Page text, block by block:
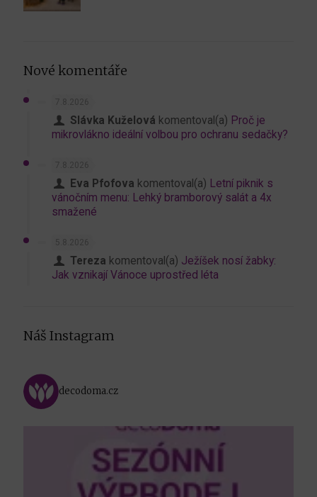
Nové komentáře
7.8.2026
Slávka Kuželová komentoval(a) Proč je
mikrovlákno ideální volbou pro ochranu sedačky?
7.8.2026
Eva Pfofova komentoval(a) Letní piknik s
vánočním menu: Lehký bramborový salát a 4x
smažené
5.8.2026
Tereza komentoval(a) Ježíšek nosí žabky:
Jak vznikají Vánoce uprostřed léta
Náš Instagram
decodoma.cz